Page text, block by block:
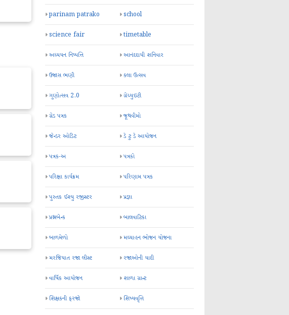
parinam patrako school
science fair timetable
અધ્યયન નિષ્પત્તિ આનંદદાયી શનિવાર
ઉજાસ ભણી કલા ઉત્સવ
ગુણોત્સવ 2.0 ગ્રેચ્યુઇટી
ગ્રેડ પત્રક જૂથવીમો
જેન્ડર ઓડિટ ડે ટુ ડે આયોજન
પત્રક-અ પત્રકો
પરિક્ષા કાર્યક્રમ પરિણામ પત્રક
પુસ્તક ઈશ્યુ રજીસ્ટર પ્રજ્ઞા
પ્રશ્નબેન્ક બાલવાટિકા
બાળમેળો મઘ્યાહન ભોજન યોજના
મરજિયાત રજા લીસ્ટ રજાઓની યાદી
વાર્ષિક આયોજન શાળા ગ્રાન્ટ
શિક્ષકની ફરજો શિષ્યવૃત્તિ